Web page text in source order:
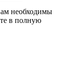
необходимы
в полную